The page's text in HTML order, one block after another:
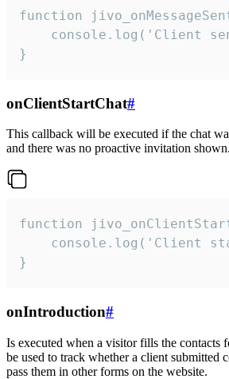
function
console.log('Client
}
onClientStartChat#
This callback will be executed if the chat
and there was no proactive invitation shown.
function
console.log('Client
}
onIntroduction#
Is executed when a visitor fills the contacts
be used to track whether a client submitted
pass them in other forms on the website.